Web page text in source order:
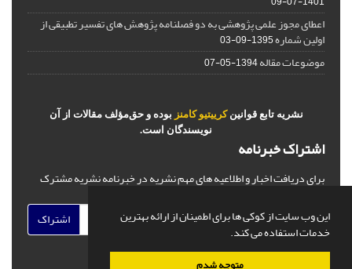
این وب سایت از کوکی ها برای اطمینان از ارائه بهترین
خدمات استفاده می کند.
متوجه شدم
اعطای مجوز علمی پژوهشی به دو فصلنامه پژوهش های تفسیر تطبیقی از
اولین شماره1395-09-03
موضوعات مقاله1394-05-07
نشریه تابع قوانین کرییتیو کامنز بوده و حق‌مؤلف مقالات از آن
نویسندگان است.
اشتراک خبرنامه
برای دریافت اخبار و اطلاعیه های مهم نشریه در خبرنامه نشریه مشترک
اشتراک